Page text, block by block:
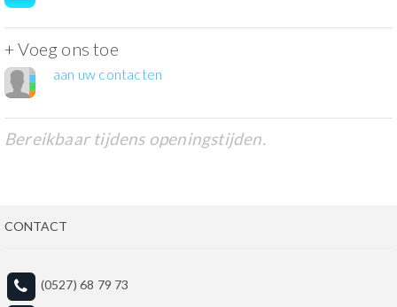
+ Voeg ons toe
aan uw contacten
Bereikbaar tijdens openingstijden.
CONTACT
(0527) 68 79 73